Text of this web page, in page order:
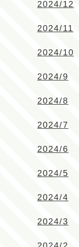
2024/12
2024/11
2024/10
2024/9
2024/8
2024/7
2024/6
2024/5
2024/4
2024/3